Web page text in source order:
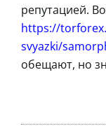
репутацией.
https://
svyazki/
обещают, но